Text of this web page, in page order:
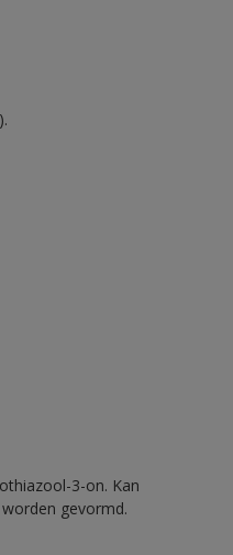
3-on. Kan
gevormd.